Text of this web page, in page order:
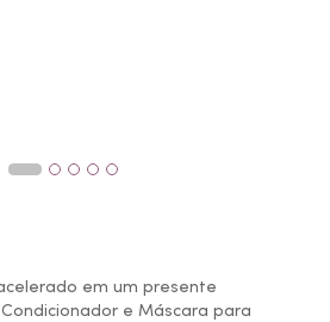
em um presente
e Máscara para